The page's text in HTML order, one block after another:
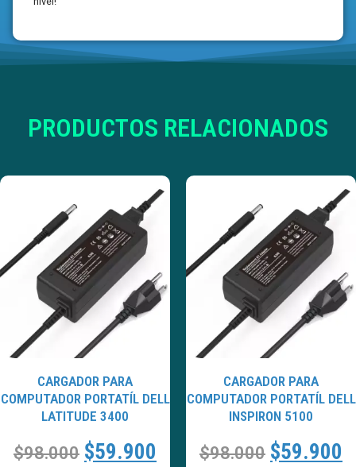
PRODUCTOS RELACIONADOS
CARGADOR PARA
COMPUTADOR PORTATÍL DELL
LATITUDE 3400
$98.000 $59.900
CARGADOR PARA
COMPUTADOR PORTATÍL DELL
INSPIRON 5100
$98.000 $59.900